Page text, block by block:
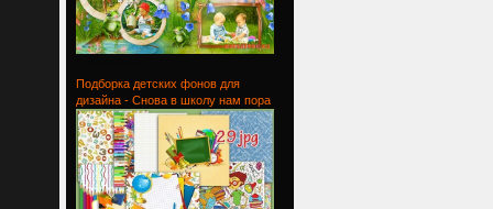
Подборка детских фонов для
дизайна - Снова в школу нам пора